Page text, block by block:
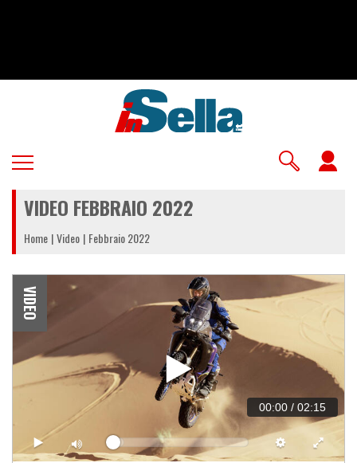
VIDEO FEBBRAIO 2022
Home Video Febbraio 2022
00:00 / 02:15
VIDEO